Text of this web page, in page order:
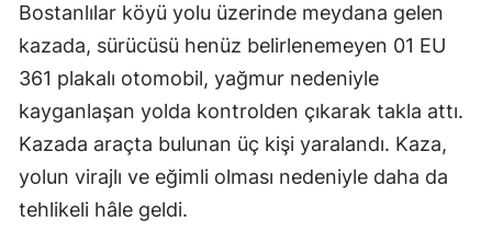
Bostanlılar köyü yolu üzerinde meydana gelen
kazada, sürücüsü henüz belirlenemeyen 01 EU
361 plakalı otomobil, yağmur nedeniyle
kayganlaşan yolda kontrolden çıkarak takla attı.
Kazada araçta bulunan üç kişi yaralandı. Kaza,
yolun virajlı ve eğimli olması nedeniyle daha da
tehlikeli hâle geldi.